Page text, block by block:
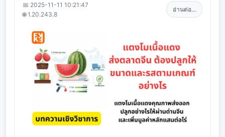
📅 2025-11-11 10:21:47
🌐 1.20.243.8
อ่านต่อ...